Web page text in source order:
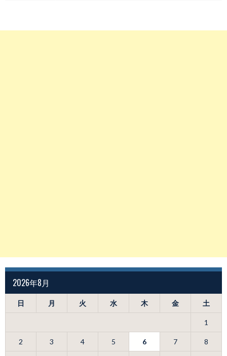
2026年8月
日 月 火 水 木 金 土
1
2 3 4 5 6 7 8